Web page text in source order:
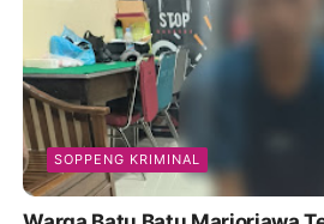
SOPPENG KRIMINAL